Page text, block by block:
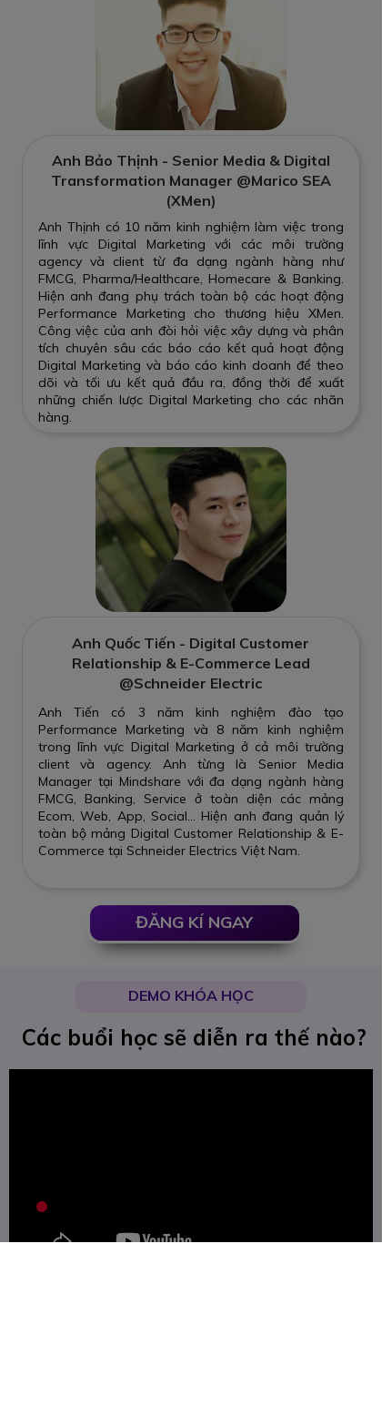
Anh Thịnh có 10 năm kinh nghiệm làm việc trong
lĩnh vực Digital Marketing với các môi trường
agency và client từ đa dạng ngành hàng như
FMCG, Pharma/Healthcare, Homecare & Banking.
Hiện anh đang phụ trách toàn bộ các hoạt động
Performance Marketing cho thương hiệu XMen.
Công việc của anh đòi hỏi việc xây dựng và phân
tích chuyên sâu các báo cáo kết quả hoạt động
Digital Marketing và báo cáo kinh doanh để theo
dõi và tối ưu kết quả đầu ra, đồng thời để xuất
những chiến lược Digital Marketing cho các nhãn
hàng.
Anh Bảo Thịnh - Senior Media & Digital
Transformation Manager @Marico SEA
(XMen)
Anh Tiến có 3 năm kinh nghiệm đào tạo
Performance Marketing và 8 năm kinh nghiệm
trong lĩnh vực Digital Marketing ở cả môi trường
client và agency. Anh từng là Senior Media
Manager tại Mindshare với đa dạng ngành hàng
FMCG, Banking, Service ở toàn diện các mảng
Ecom, Web, App, Social… Hiện anh đang quản lý
toàn bộ mảng Digital Customer Relationship & E-
Commerce tại Schneider Electrics Việt Nam.
Anh Quốc Tiến - Digital Customer
Relationship & E-Commerce Lead
@Schneider Electric
ĐĂNG KÍ NGAY
Các buổi học sẽ diễn ra thế nào?
DEMO KHÓA HỌC